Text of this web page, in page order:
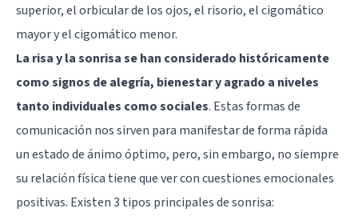
superior, el orbicular de los ojos, el risorio, el cigomático
mayor y el cigomático menor.
La risa y la sonrisa se han considerado históricamente
como signos de alegría, bienestar y agrado a niveles
tanto individuales como sociales. Estas formas de
comunicación nos sirven para manifestar de forma rápida
un estado de ánimo óptimo, pero, sin embargo, no siempre
su relación física tiene que ver con cuestiones emocionales
positivas. Existen 3 tipos principales de sonrisa: